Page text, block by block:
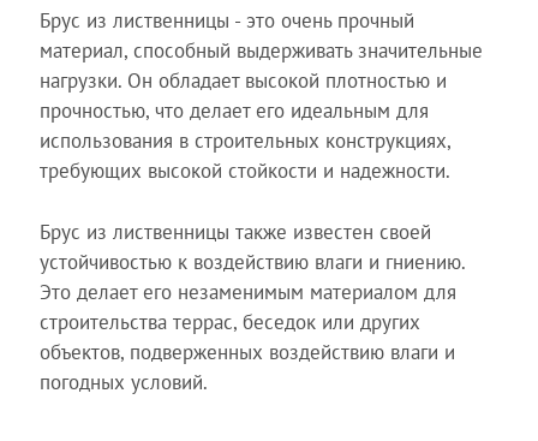
Брус из лиственницы - это очень прочный
материал, способный выдерживать значительные
нагрузки. Он обладает высокой плотностью и
прочностью, что делает его идеальным для
использования в строительных конструкциях,
требующих высокой стойкости и надежности.
Брус из лиственницы также известен своей
устойчивостью к воздействию влаги и гниению.
Это делает его незаменимым материалом для
строительства террас, беседок или других
объектов, подверженных воздействию влаги и
погодных условий.